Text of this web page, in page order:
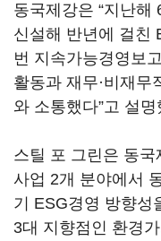
동국제강은 “지난해
신설해 반년에 걸친
번 지속가능경영보
활동과 재무·비재
와 소통했다”고 설명
스틸 포 그린은 동국
사업 2개 분야에서
기 ESG경영 방향성
3대 지향점인 환경